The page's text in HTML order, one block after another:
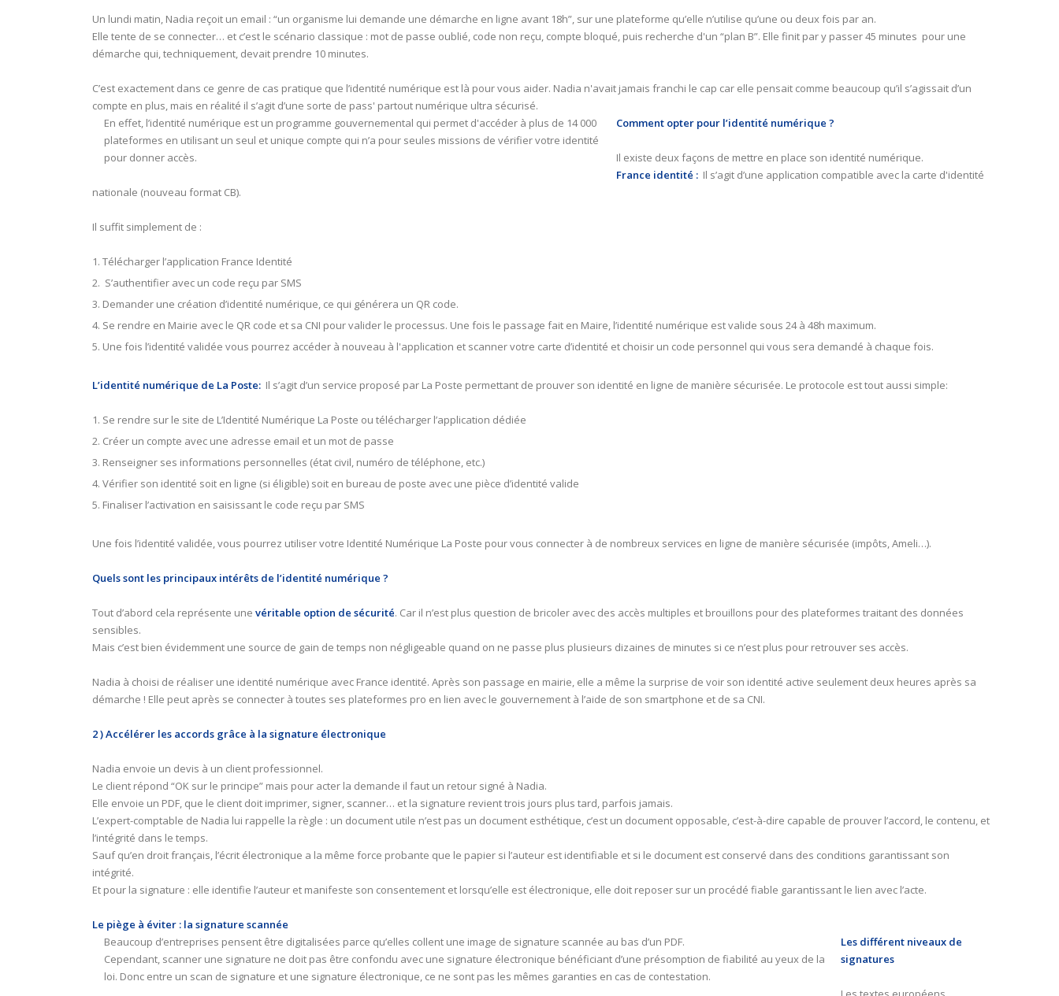
Un lundi matin, Nadia reçoit un email : “un organisme lui demande une démarche en ligne avant 18h”, sur une plateforme qu’elle n’utilise qu’une ou deux fois par an.
Elle tente de se connecter… et c’est le scénario classique : mot de passe oublié, code non reçu, compte bloqué, puis recherche d'un “plan B”. Elle finit par y passer 45 minutes pour une
démarche qui, techniquement, devait prendre 10 minutes.
C’est exactement dans ce genre de cas pratique que l’identité numérique est là pour vous aider. Nadia n'avait jamais franchi le cap car elle pensait comme beaucoup qu’il s’agissait d’un
compte en plus, mais en réalité il s’agit d’une sorte de pass' partout numérique ultra sécurisé.
En effet, l’identité numérique est un programme gouvernemental qui permet d'accéder à plus de 14 000
plateformes en utilisant un seul et unique compte qui n’a pour seules missions de vérifier votre identité
pour donner accès.
Comment opter pour l’identité numérique ?
Il existe deux façons de mettre en place son identité numérique.
France identité : Il s’agit d’une application compatible avec la carte d'identité
nationale (nouveau format CB).
Il suffit simplement de :
Télécharger l’application France Identité
S’authentifier avec un code reçu par SMS
Demander une création d’identité numérique, ce qui générera un QR code.
Se rendre en Mairie avec le QR code et sa CNI pour valider le processus. Une fois le passage fait en Maire, l’identité numérique est valide sous 24 à 48h maximum.
Une fois l’identité validée vous pourrez accéder à nouveau à l'application et scanner votre carte d’identité et choisir un code personnel qui vous sera demandé à chaque fois.
L’identité numérique de La Poste: Il s’agit d’un service proposé par La Poste permettant de prouver son identité en ligne de manière sécurisée. Le protocole est tout aussi simple:
Se rendre sur le site de L’Identité Numérique La Poste ou télécharger l’application dédiée
Créer un compte avec une adresse email et un mot de passe
Renseigner ses informations personnelles (état civil, numéro de téléphone, etc.)
Vérifier son identité soit en ligne (si éligible) soit en bureau de poste avec une pièce d’identité valide
Finaliser l’activation en saisissant le code reçu par SMS
Une fois l’identité validée, vous pourrez utiliser votre Identité Numérique La Poste pour vous connecter à de nombreux services en ligne de manière sécurisée (impôts, Ameli…).
Quels sont les principaux intérêts de l’identité numérique ?
Tout d’abord cela représente une véritable option de sécurité. Car il n’est plus question de bricoler avec des accès multiples et brouillons pour des plateformes traitant des données
sensibles.
Mais c’est bien évidemment une source de gain de temps non négligeable quand on ne passe plus plusieurs dizaines de minutes si ce n’est plus pour retrouver ses accès.
Nadia à choisi de réaliser une identité numérique avec France identité. Après son passage en mairie, elle a même la surprise de voir son identité active seulement deux heures après sa
démarche ! Elle peut après se connecter à toutes ses plateformes pro en lien avec le gouvernement à l’aide de son smartphone et de sa CNI.
2 ) Accélérer les accords grâce à la signature électronique
Nadia envoie un devis à un client professionnel.
Le client répond “OK sur le principe” mais pour acter la demande il faut un retour signé à Nadia.
Elle envoie un PDF, que le client doit imprimer, signer, scanner… et la signature revient trois jours plus tard, parfois jamais.
L’expert-comptable de Nadia lui rappelle la règle : un document utile n’est pas un document esthétique, c’est un document opposable, c’est-à-dire capable de prouver l’accord, le contenu, et
l’intégrité dans le temps.
Sauf qu’en droit français, l’écrit électronique a la même force probante que le papier si l’auteur est identifiable et si le document est conservé dans des conditions garantissant son
intégrité.
Et pour la signature : elle identifie l’auteur et manifeste son consentement et lorsqu’elle est électronique, elle doit reposer sur un procédé fiable garantissant le lien avec l’acte.
Le piège à éviter : la signature scannée
Beaucoup d’entreprises pensent être digitalisées parce qu’elles collent une image de signature scannée au bas d’un PDF.
Cependant, scanner une signature ne doit pas être confondu avec une signature électronique bénéficiant d’une présomption de fiabilité au yeux de la
loi. Donc entre un scan de signature et une signature électronique, ce ne sont pas les mêmes garanties en cas de contestation.
Les différent niveaux de
signatures